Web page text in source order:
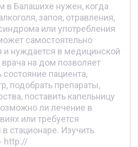
в Балашихе нужен, когда
запоя, отравления,
или употребления
самостоятельно
и нуждается в медицинской
на дом позволяет
пациента,
подобрать препараты,
поставить капельницу
ли лечение в
или требуется
в стационаре. Изучить
http://